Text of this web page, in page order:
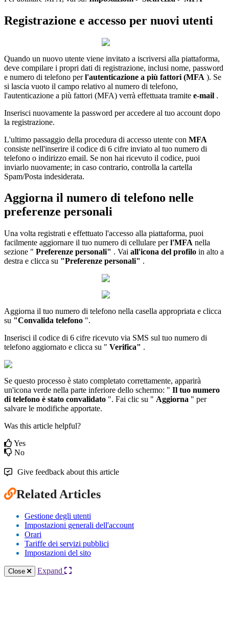
Registrazione e accesso per nuovi utenti
Quando un nuovo utente viene invitato a iscriversi alla piattaforma,
deve compilare i propri dati di registrazione, inclusi nome, password
e numero di telefono perl'autenticazione a più fattori (MFA ). Se
si lascia vuoto il campo relativo al numero di telefono,
l'autenticazione a più fattori (MFA) verrà effettuata tramite e-mail .
Inserisci nuovamente la password per accedere al tuo account dopo
la registrazione.
L'ultimo passaggio della procedura di accesso utente con MFA
consiste nell'inserire il codice di 6 cifre inviato al tuo numero di
telefono o indirizzo email. Se non hai ricevuto il codice, puoi
inviarlo nuovamente; in caso contrario, controlla la cartella
Spam/Posta indesiderata.
Aggiorna il numero di telefono nelle
preferenze personali
Una volta registrati e effettuato l'accesso alla piattaforma, puoi
facilmente aggiornare il tuo numero di cellulare perl'MFA nella
sezione " Preferenze personali" . Vai all'icona del profilo in alto a
destra e clicca su "Preferenze personali" .
Aggiorna il tuo numero di telefono nella casella appropriata e clicca
su "Convalida telefono ".
Inserisci il codice di 6 cifre ricevuto via SMS sul tuo numero di
telefono aggiornato e clicca su " Verifica" .
Se questo processo è stato completato correttamente, apparirà
un'icona verde nella parte inferiore dello schermo: " Il tuo numero
di telefono è stato convalidato ". Fai clic su " Aggiorna " per
salvare le modifiche apportate.
Was this article helpful?
Yes
No
Give feedback about this article
Related Articles
Gestione degli utenti
Impostazioni generali dell'account
Orari
Tariffe dei servizi pubblici
Impostazioni del sito
Close Expand